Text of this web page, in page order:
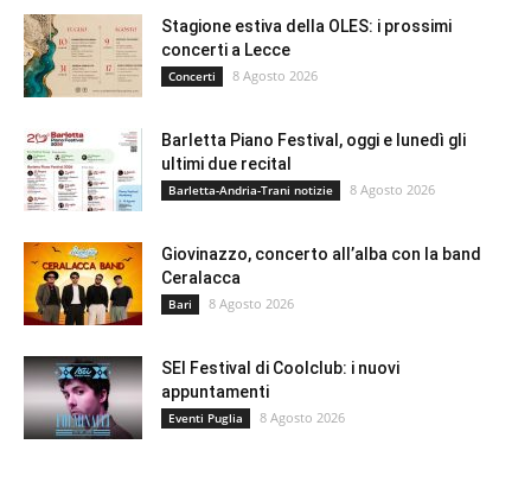
Stagione estiva della OLES: i prossimi
concerti a Lecce
Concerti 8 Agosto 2026
Barletta Piano Festival, oggi e lunedì gli
ultimi due recital
Barletta-Andria-Trani notizie 8 Agosto 2026
Giovinazzo, concerto all’alba con la band
Ceralacca
Bari 8 Agosto 2026
SEI Festival di Coolclub: i nuovi
appuntamenti
Eventi Puglia 8 Agosto 2026